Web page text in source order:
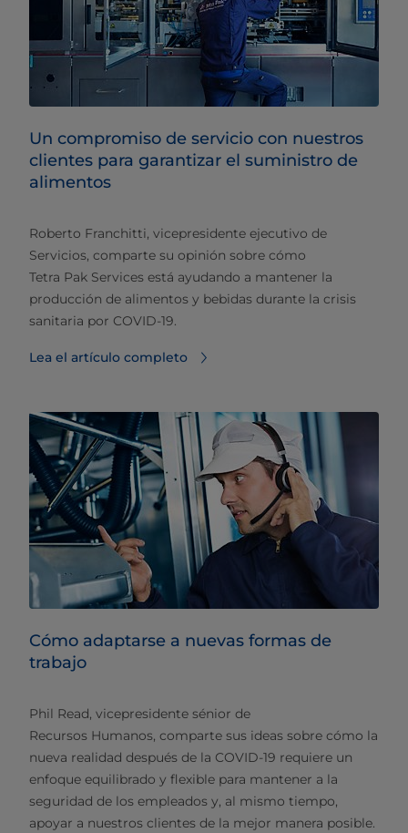
Un compromiso de servicio con nuestros
clientes para garantizar el suministro de
alimentos
Roberto Franchitti, vicepresidente ejecutivo de
Servicios, comparte su opinión sobre cómo
Tetra Pak Services está ayudando a mantener la
producción de alimentos y bebidas durante la crisis
sanitaria por COVID-19.
Lea el artículo completo
Cómo adaptarse a nuevas formas de
trabajo
Phil Read, vicepresidente sénior de
Recursos Humanos, comparte sus ideas sobre cómo la
nueva realidad después de la COVID-19 requiere un
enfoque equilibrado y flexible para mantener a la
seguridad de los empleados y, al mismo tiempo,
apoyar a nuestros clientes de la mejor manera posible.